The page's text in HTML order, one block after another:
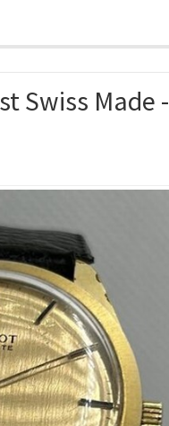
Swiss Made -